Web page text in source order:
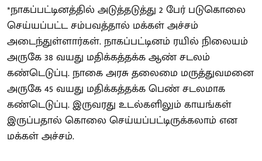
*நாகப்பட்டினத்தில் அடுத்தடுத்து 2 பேர் படுகொலை
செய்யப்பட்ட சம்பவத்தால் மக்கள் அச்சம்
அடைந்துள்ளார்கள். நாகப்பட்டினம் ரயில் நிலையம்
அருகே 38 வயது மதிக்கத்தக்க ஆண் சடலம்
கண்டெடுப்பு. நாகை அரசு தலைமை மருத்துவமனை
அருகே 45 வயது மதிக்கத்தக்க பெண் சடலமாக
கண்டெடுப்பு. இருவரது உடல்களிலும் காயங்கள்
இருப்பதால் கொலை செய்யப்பட்டிருக்கலாம் என
மக்கள் அச்சம்.